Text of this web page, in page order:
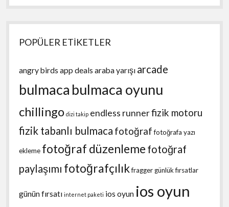
POPÜLER ETİKETLER
angry birds app deals araba yarışı arcade
bulmaca bulmaca oyunu
chillingo dizi takip endless runnerfizik motoru
fizik tabanlı bulmaca fotoğraf fotoğrafa yazı
ekleme fotoğraf düzenleme fotoğraf
paylaşımı fotoğrafçılıkfraggergünlük fırsatlar
günün fırsatı internet paketi ios oyun ios oyun